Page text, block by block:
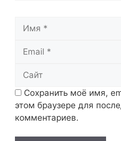
Сохранить моё имя,
этом браузере для
комментариев.